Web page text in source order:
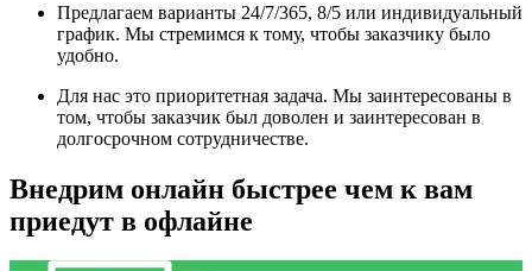
Предлагаем варианты 24/7/365, 8/5 или индивидуальный
график. Мы стремимся к тому, чтобы заказчику было
удобно.
Для нас это приоритетная задача. Мы заинтересованы в
том, чтобы заказчик был доволен и заинтересован в
долгосрочном сотрудничестве.
Внедрим онлайн быстрее чем к вам
приедут в офлайне